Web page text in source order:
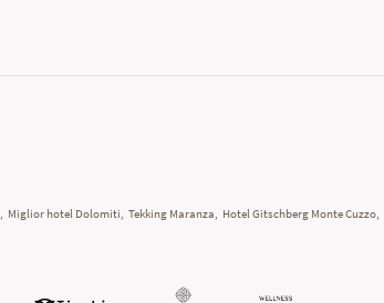
Miglior hotel Dolomiti Tekking Maranza Hotel Gitschberg Monte Cuzzo,